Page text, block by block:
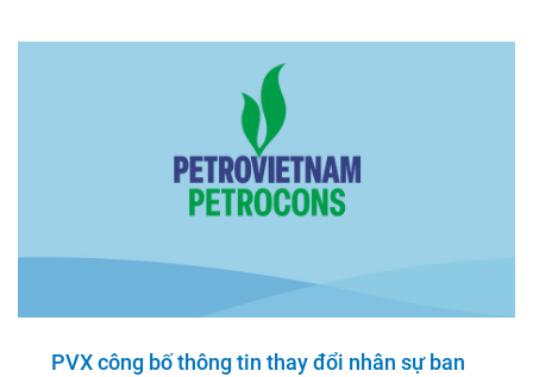
PVX công bố thông tin thay đổi nhân sự ban